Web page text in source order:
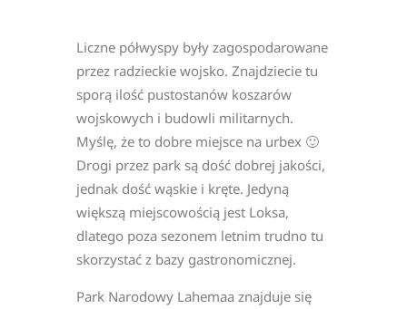
Liczne półwyspy były zagospodarowane
przez radzieckie wojsko. Znajdziecie tu
sporą ilość pustostanów koszarów
wojskowych i budowli militarnych.
Myślę, że to dobre miejsce na urbex 🙂
Drogi przez park są dość dobrej jakości,
jednak dość wąskie i kręte. Jedyną
większą miejscowością jest Loksa,
dlatego poza sezonem letnim trudno tu
skorzystać z bazy gastronomicznej.
Park Narodowy Lahemaa znajduje się